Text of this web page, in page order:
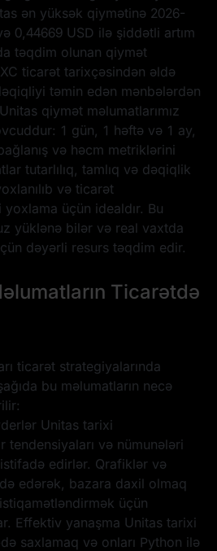
ən yüksək qiymətinə 2026-
0,44669 USD ilə şiddətli artım
təqdim olunan qiymət
ticarət tarixçəsindən əldə
təmin edən mənbələrdən
qiymət məlumatlarımız
1 gün, 1 həftə və 1 ay,
və həcm metriklərini
tutarlılıq, tamlıq və dəqiqlik
və ticarət
üçün idealdır. Bu
yüklənə bilər və real vaxtda
dəyərli resurs təqdim edir.
Ticarətdə
ticarət strategiyalarında
bu məlumatların necə
Unitas tarixi
tendensiyaları və nümunələri
edirlər. Qrafiklər və
edərək, bazara daxil olmaq
üçün
Effektiv yanaşma Unitas tarixi
saxlamaq və onları Python ilə